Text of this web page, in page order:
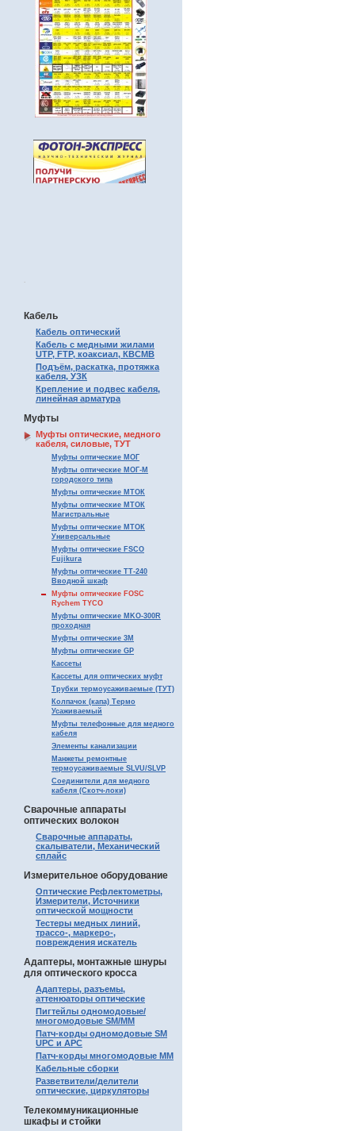
.
Кабель
Кабель оптический
Кабель с медными жилами
UTP, FTP, коаксиал, КВСМВ
Подъём, раскатка, протяжка
кабеля, УЗК
Крепление и подвес кабеля,
линейная арматура
Муфты
Муфты оптические, медного
кабеля, силовые, ТУТ
Муфты оптические МОГ
Муфты оптические МОГ-М
городского типа
Муфты оптические МТОК
Муфты оптические МТОК
Магистральные
Муфты оптические МТОК
Универсальные
Муфты оптические FSCO
Fujikura
Муфты оптические ТТ-240
Вводной шкаф
Муфты оптические FOSC
Rychem TYCO
Муфты оптические MKO-300R
проходная
Муфты оптические 3М
Муфты оптические GP
Кассеты
Кассеты для оптических муфт
Трубки термоусаживаемые (ТУТ)
Колпачок (капа) Термо
Усаживаемый
Муфты телефонные для медного
кабеля
Элементы канализации
Манжеты ремонтные
термоусаживаемые SLVU/SLVP
Соединители для медного
кабеля (Скотч-локи)
Сварочные аппараты
оптических волокон
Сварочные аппараты,
скалыватели, Механический
сплайс
Измерительное оборудование
Оптические Рефлектометры,
Измерители, Источники
оптической мощности
Тестеры медных линий,
трассо-, маркеро-,
повреждения искатель
Адаптеры, монтажные шнуры
для оптического кросса
Адаптеры, разъемы,
аттенюаторы оптические
Пигтейлы одномодовые/
многомодовые SM/MM
Патч-корды одномодовые SM
UPC и APC
Патч-корды многомодовые MM
Кабельные сборки
Разветвители/делители
оптические, циркуляторы
Телекоммуникационные
шкафы и стойки